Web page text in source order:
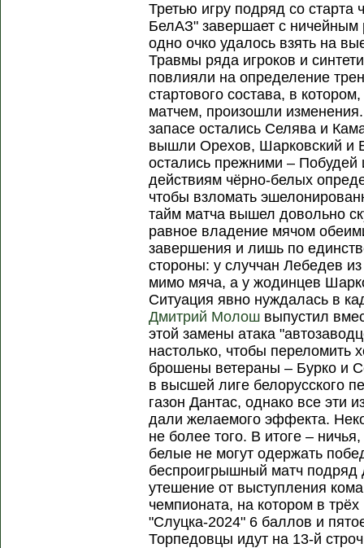
Третью игру подряд со
БелАЗ" завершает с ничейным
одно очко удалось взять на
Травмы ряда игроков и
повлияли на определение
стартового состава, в
матчем, произошли
запасе остались Селява и
вышли Орехов, Шарковский и
остались прежними –
действиям чёрно-белых
чтобы взломать
тайм матча вышел довольно
равное владение мячом
завершения и лишь по
стороны: у случчан Лебедев
мимо мяча, а у жодинцев
Ситуация явно нуждалась в
Дмитрий Молош выпустил
этой замены атака
настолько, чтобы
брошены ветераны – Бурко и
в высшей лиге белорусского
газон Дантас, однако все эти
дали желаемого эффекта.
не более того. В итоге –
белые не могут одержать
беспроигрышный матч подряд
утешение от выступления
чемпионата, на котором в
"Слуцка-2024" 6 баллов и
Торпедовцы идут на 13-й